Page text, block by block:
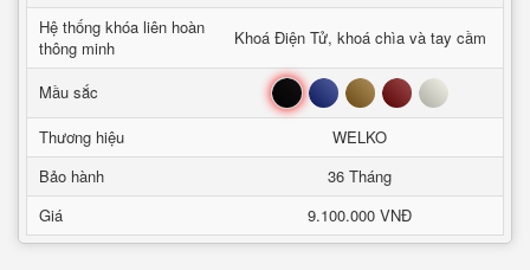
Hệ thống khóa liên hoàn
thông minh
Khoá Điện Tử, khoá chìa và tay cầm
Mầu sắc Đen Xanh Nâu Đỏ Trắng
Thương hiệu
WELKO
Bảo hành
36 Tháng
Giá
9.100.000 VNĐ